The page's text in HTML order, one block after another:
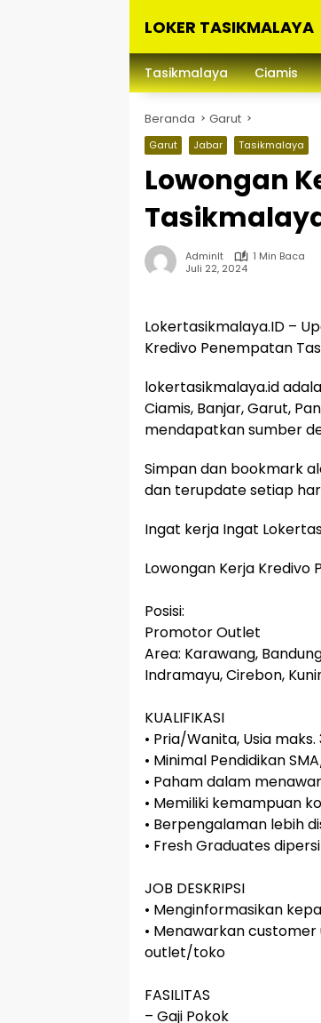
LOKER TASIKMALAYA
Lowongan
Kerja
dan
Sekitarna
Tasikmalaya Ciamis
Beranda Garut
Garut Jabar Tasikmalaya
Lowongan
Adminlt
1 Min Baca
Juli 22, 2024
Lokertasikmalaya.ID –
Kredivo Penempatan
lokertasikmalaya.id
Ciamis, Banjar, Garut,
mendapatkan sumber
Simpan dan bookmark
dan terupdate setiap
Ingat kerja Ingat
Lowongan Kerja
Posisi:
Promotor Outlet
Area: Karawang,
Indramayu, Cirebon,
KUALIFIKASI
• Pria/Wanita, Usia
• Minimal Pendidikan
• Paham dalam
• Memiliki kemampuan
• Berpengalaman lebih
• Fresh Graduates
JOB DESKRIPSI
• Menginformasikan
• Menawarkan
outlet/toko
FASILITAS
– Gaji Pokok